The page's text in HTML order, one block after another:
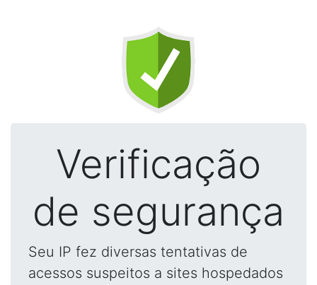
Verificação
de segurança
Seu IP fez diversas tentativas de
acessos suspeitos a sites hospedados